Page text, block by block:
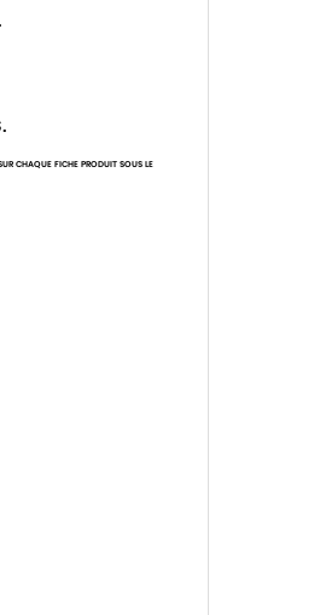
CHAQUE FICHE PRODUIT SOUS LE